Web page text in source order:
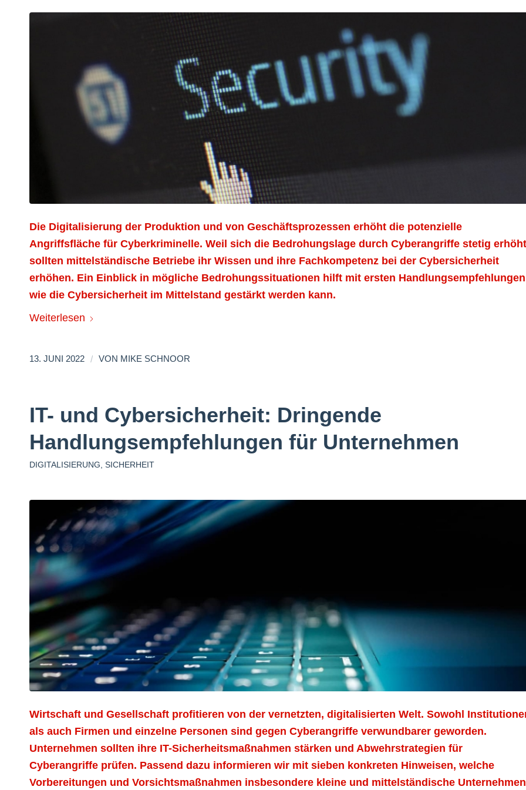
Die Digitalisierung der Produktion und von Geschäftsprozessen erhöht die potenzielle
Angriffsfläche für Cyberkriminelle. Weil sich die Bedrohungslage durch Cyberangriffe stetig
sollten mittelständische Betriebe ihr Wissen und ihre Fachkompetenz bei der Cybersicherheit
erhöhen. Ein Einblick in mögliche Bedrohungssituationen hilft mit ersten
wie die Cybersicherheit im Mittelstand gestärkt werden kann.
Weiterlesen
13. JUNI 2022 / VON MIKE SCHNOOR
IT- und Cybersicherheit: Dringende
Handlungsempfehlungen für Unternehmen
DIGITALISIERUNG SICHERHEIT
Wirtschaft und Gesellschaft profitieren von der vernetzten, digitalisierten Welt. Sowohl
als auch Firmen und einzelne Personen sind gegen Cyberangriffe verwundbarer geworden.
Unternehmen sollten ihre IT-Sicherheitsmaßnahmen stärken und Abwehrstrategien für
Cyberangriffe prüfen. Passend dazu informieren wir mit sieben konkreten Hinweisen, welche
Vorbereitungen und Vorsichtsmaßnahmen insbesondere kleine und mittelständische Unternehmen